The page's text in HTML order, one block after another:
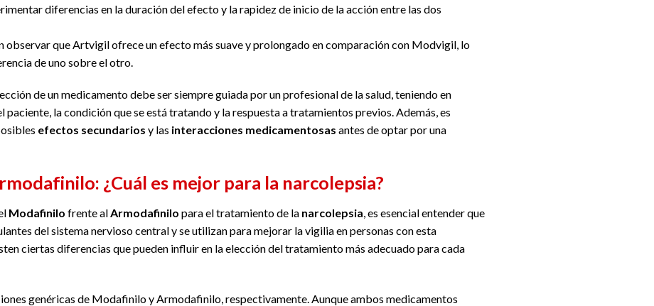
diferencias en la duración del efecto y la rapidez de inicio de la acción entre las dos
observar que Artvigil ofrece un efecto más suave y prolongado en comparación con Modvigil, lo
de uno sobre el otro.
de un medicamento debe ser siempre guiada por un profesional de la salud, teniendo en
la condición que se está tratando y la respuesta a tratamientos previos. Además, es
efectos secundarios y las interacciones medicamentosas antes de optar por una
¿Cuál es mejor para la narcolepsia?
Modafinilo frente alArmodafinilo para el tratamiento de la narcolepsia, es esencial entender que
del sistema nervioso central y se utilizan para mejorar la vigilia en personas con esta
ciertas diferencias que pueden influir en la elección del tratamiento más adecuado para cada
genéricas de Modafinilo y Armodafinilo, respectivamente. Aunque ambos medicamentos